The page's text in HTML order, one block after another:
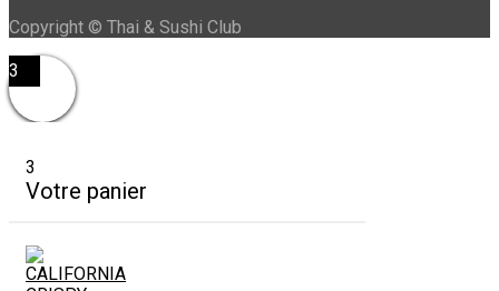
Copyright © Thai & Sushi Club
3
3
Votre panier